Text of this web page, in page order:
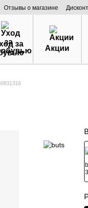
Отзывы о магазине
за
Акции